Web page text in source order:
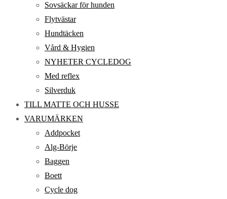
Sovsäckar för hunden
Flytvästar
Hundtäcken
Vård & Hygien
NYHETER CYCLEDOG
Med reflex
Silverduk
TILL MATTE OCH HUSSE
VARUMÄRKEN
Addpocket
Alg-Börje
Baggen
Boett
Cycle dog